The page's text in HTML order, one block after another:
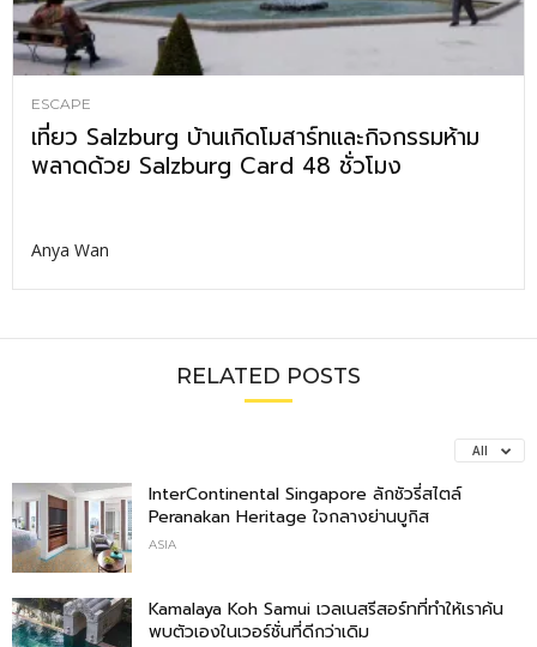
ESCAPE
เที่ยว Salzburg บ้านเกิดโมสาร์ทและกิจกรรมห้าม
พลาดด้วย Salzburg Card 48 ชั่วโมง
Anya Wan
RELATED POSTS
All
InterContinental Singapore ลักชัวรี่สไตล์
Peranakan Heritage ใจกลางย่านบูกิส
ASIA
Kamalaya Koh Samui เวลเนสรีสอร์ทที่ทำให้เราค้น
พบตัวเองในเวอร์ชั่นที่ดีกว่าเดิม